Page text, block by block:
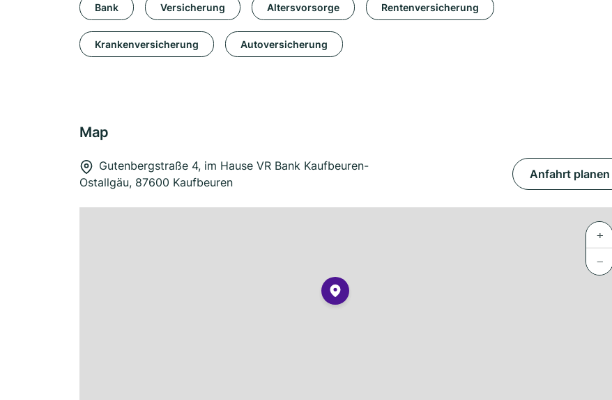
Bank Versicherung Altersvorsorge Rentenversicherung
Krankenversicherung Autoversicherung
Map
Gutenbergstraße 4, im Hause VR Bank Kaufbeuren-
Ostallgäu, 87600 Kaufbeuren
Anfahrt planen
+
−